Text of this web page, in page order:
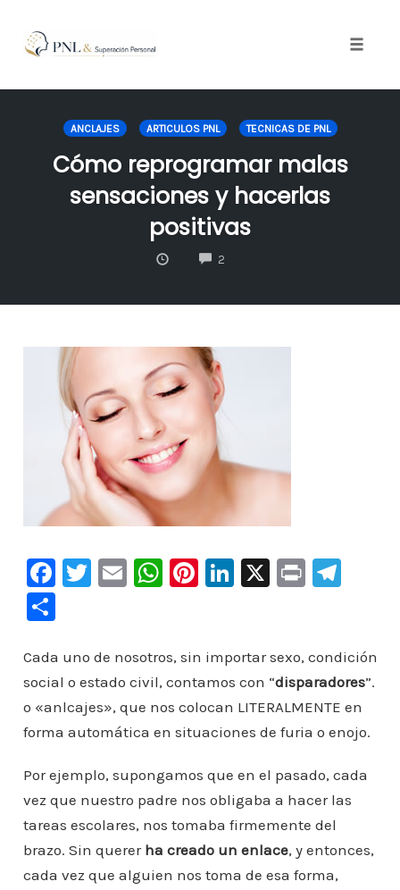
ANCLAJES ARTICULOS PNL TECNICAS DE PNL
Cómo reprogramar malas
sensaciones y hacerlas
positivas
2
F
a
c
e
b
o
o
k
T
er
E
l
W
s
A
p
p
Pi
e
st
Li
e
dI
n
X Pr Te
a
m
C
m
p
ar
r
Cada uno de nosotros, sin importar sexo, condición
social o estado civil, contamos con “disparadores”.
o «anlcajes», que nos colocan LITERALMENTE en
forma automática en situaciones de furia o enojo.
Por ejemplo, supongamos que en el pasado, cada
vez que nuestro padre nos obligaba a hacer las
tareas escolares, nos tomaba firmemente del
brazo. Sin quererha creado un enlace, y entonces,
cada vez que alguien nos toma de esa forma,